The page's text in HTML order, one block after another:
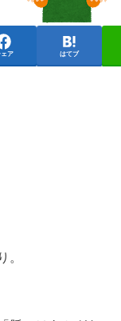
ェア はてブ
。